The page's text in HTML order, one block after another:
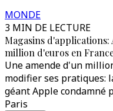
MONDE
3 MIN DE LECTURE
Magasins
million d'euros en
Une amende d'un
modifier ses pratiques:
géant Apple condamné
Paris